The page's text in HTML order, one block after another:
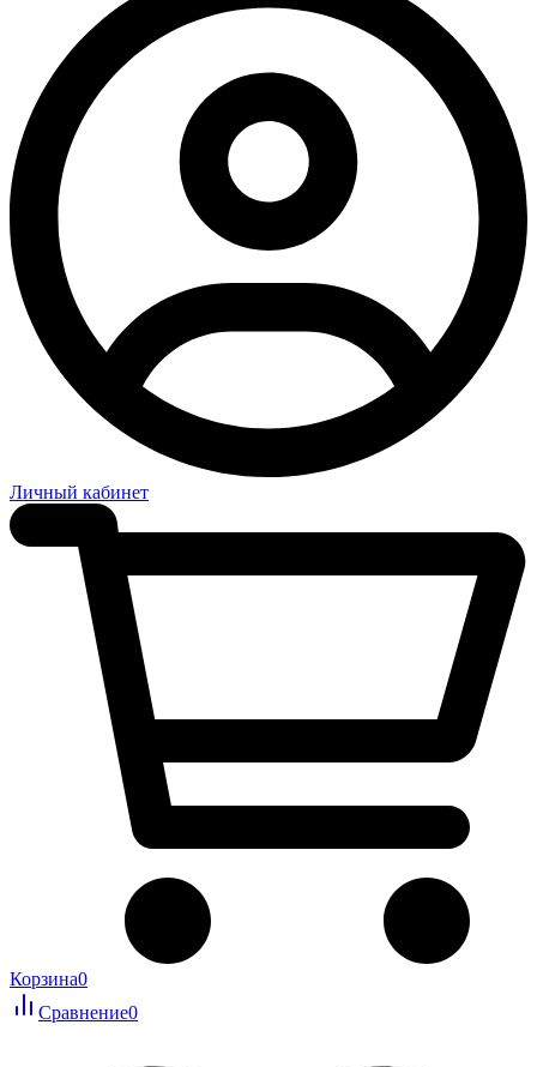
Личный кабинет
Корзина0
Сравнение0